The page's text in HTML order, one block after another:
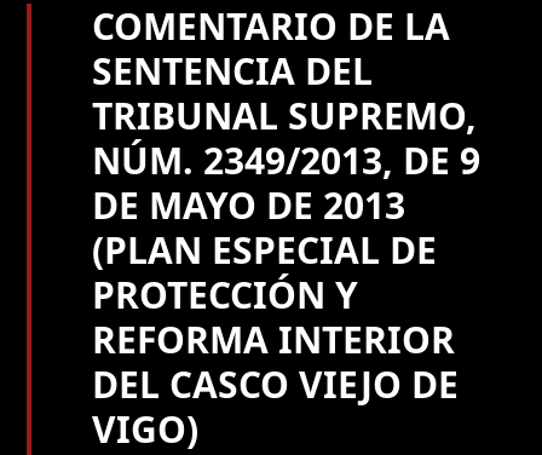
COMENTARIO DE LA
SENTENCIA DEL
TRIBUNAL SUPREMO,
NÚM. 2349/2013, DE 9
DE MAYO DE 2013
(PLAN ESPECIAL DE
PROTECCIÓN Y
REFORMA INTERIOR
DEL CASCO VIEJO DE
VIGO)